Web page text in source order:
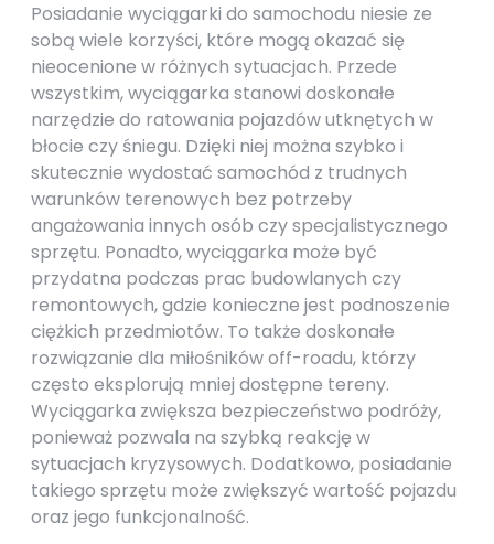
Posiadanie wyciągarki do samochodu niesie ze
sobą wiele korzyści, które mogą okazać się
nieocenione w różnych sytuacjach. Przede
wszystkim, wyciągarka stanowi doskonałe
narzędzie do ratowania pojazdów utknętych w
błocie czy śniegu. Dzięki niej można szybko i
skutecznie wydostać samochód z trudnych
warunków terenowych bez potrzeby
angażowania innych osób czy specjalistycznego
sprzętu. Ponadto, wyciągarka może być
przydatna podczas prac budowlanych czy
remontowych, gdzie konieczne jest podnoszenie
ciężkich przedmiotów. To także doskonałe
rozwiązanie dla miłośników off-roadu, którzy
często eksplorują mniej dostępne tereny.
Wyciągarka zwiększa bezpieczeństwo podróży,
ponieważ pozwala na szybką reakcję w
sytuacjach kryzysowych. Dodatkowo, posiadanie
takiego sprzętu może zwiększyć wartość pojazdu
oraz jego funkcjonalność.